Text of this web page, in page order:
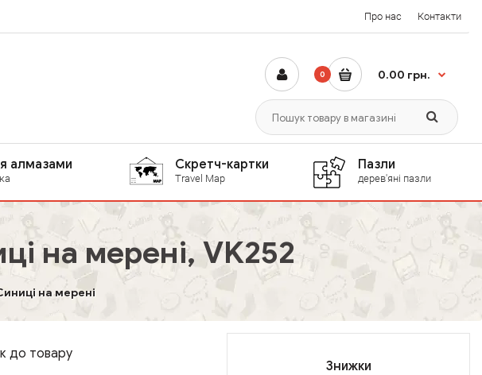
Про нас Контакти
0 0.00 грн.
алмазами Скретч-картки
Travel Map
Пазли
дерев'яні пазли
на мерені, VK252
на мерені
до товару
Знижки